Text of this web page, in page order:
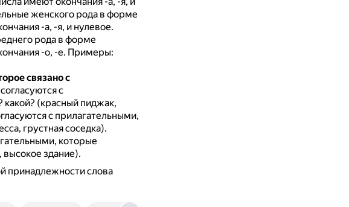
женского рода в форме
-а, -я, и нулевое.
рода в форме
-о, -е. Примеры:
связано с
с
(красный пиджак,
с прилагательными,
грустная соседка).
которые
здание).
принадлежности слова